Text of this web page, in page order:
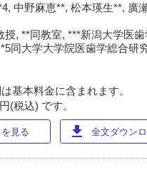
中野麻恵**, 松本瑛生**, 廣
, **同教室, ***新潟大学医歯
同大学大学院医歯学総合研
基本料金に含まれます。
(税込) です。
見る download 全文ダウン